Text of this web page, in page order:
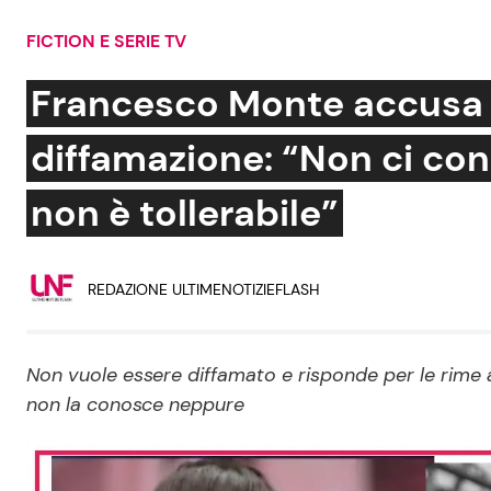
Social News
News dal mondo
Benessere
Salute
Festività
FICTION E SERIE TV
Francesco Monte
diffamazione: “Non ci
non è tollerabile”
REDAZIONE ULTIMENOTIZIEFLASH
Non vuole essere diffamato e risponde per le
non la conosce neppure